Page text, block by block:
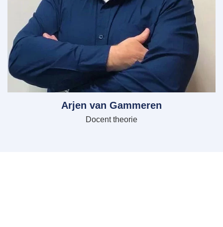
Arjen van Gammeren
Docent theorie